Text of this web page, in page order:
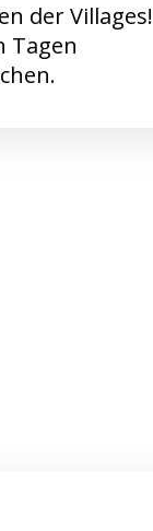
der Villages!
Tagen